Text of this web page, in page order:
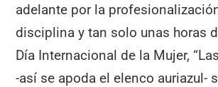
adelante por la
disciplina y tan solo unas horas
Día Internacional de la Mujer,
-así se apoda el elenco auriazul-